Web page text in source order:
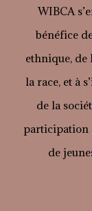
WIBCA
bénéfice
ethnique, de
la race, et à
de la
participation
de